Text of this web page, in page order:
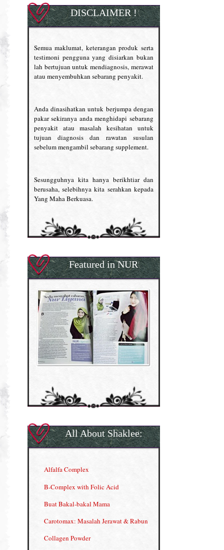
DISCLAIMER !
Semua maklumat, keterangan produk serta
testimoni pengguna yang disiarkan bukan
lah bertujuan untuk mendiagnosis, merawat
atau menyembuhkan sebarang penyakit.
Anda dinasihatkan untuk berjumpa dengan
pakar sekiranya anda menghidapi sebarang
penyakit atau masalah kesihatan untuk
tujuan diagnosis dan rawatan susulan
sebelum mengambil sebarang supplement.
Sesungguhnya kita hanya berikhtiar dan
berusaha, selebihnya kita serahkan kepada
Yang Maha Berkuasa.
Featured in NUR
All About Shaklee:
Alfalfa Complex
B-Complex with Folic Acid
Buat Bakal-bakal Mama
Carotomax: Masalah Jerawat & Rabun
Collagen Powder